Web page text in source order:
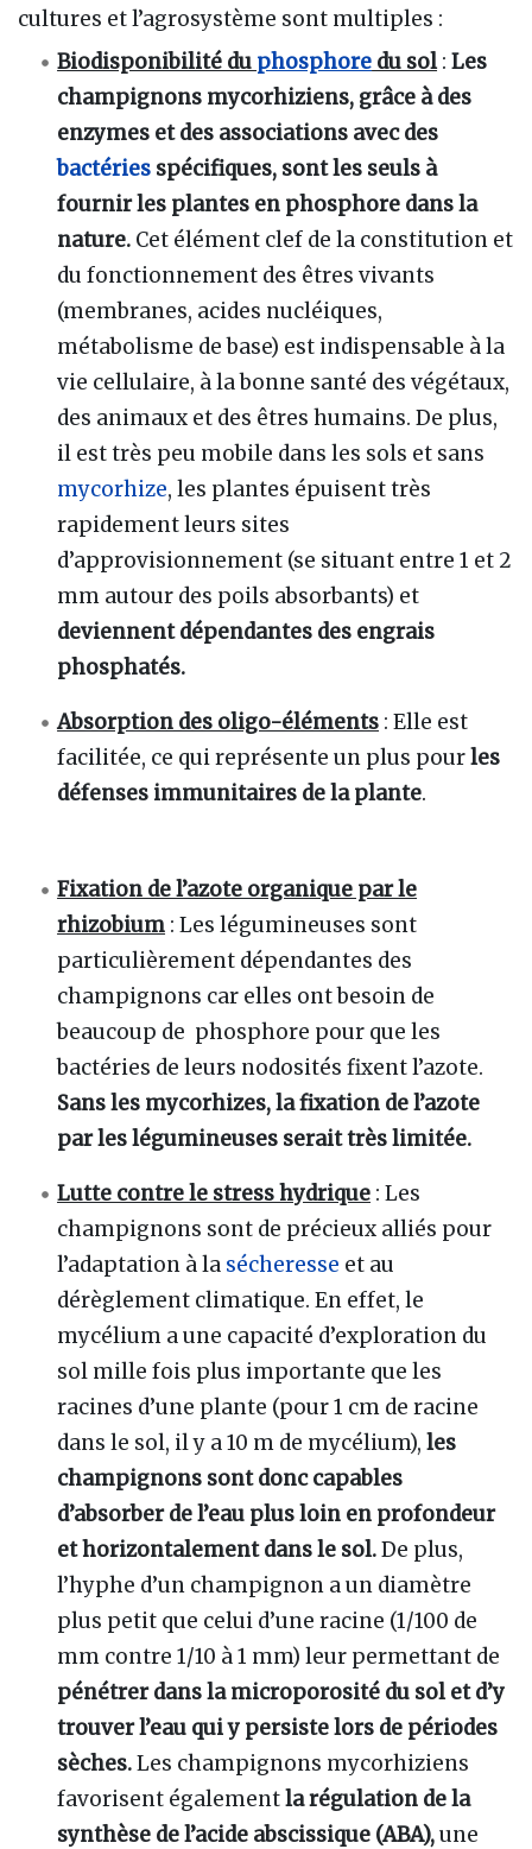
cultures et l’agrosystème sont multiples :
Biodisponibilité du phosphore du sol :Les
champignons mycorhiziens, grâce à des
enzymes et des associations avec des
bactéries spécifiques, sont les seuls à
fournir les plantes en phosphore dans la
nature. Cet élément clef de la constitution et
du fonctionnement des êtres vivants
(membranes, acides nucléiques,
métabolisme de base) est indispensable à la
vie cellulaire, à la bonne santé des végétaux,
des animaux et des êtres humains. De plus,
il est très peu mobile dans les sols et sans
mycorhize, les plantes épuisent très
rapidement leurs sites
d’approvisionnement (se situant entre 1 et 2
mm autour des poils absorbants) et
deviennent dépendantes des engrais
phosphatés.
Absorption des oligo-éléments : Elle est
facilitée, ce qui représente un plus pourles
défenses immunitaires de la plante.
Fixation de l’azote organique par le
rhizobium : Les légumineuses sont
particulièrement dépendantes des
champignons car elles ont besoin de
beaucoup de phosphore pour que les
bactéries de leurs nodosités fixent l’azote.
Sans les mycorhizes, la fixation de l’azote
par les légumineuses serait très limitée.
Lutte contre le stress hydrique : Les
champignons sont de précieux alliés pour
l’adaptation à la sécheresse et au
dérèglement climatique. En effet, le
mycélium a une capacité d’exploration du
sol mille fois plus importante que les
racines d’une plante (pour 1 cm de racine
dans le sol, il y a 10 m de mycélium),les
champignons sont donc capables
d’absorber de l’eau plus loin en profondeur
et horizontalement dans le sol.De plus,
l’hyphe d’un champignon a un diamètre
plus petit que celui d’une racine (1/100 de
mm contre 1/10 à 1 mm) leur permettant de
pénétrer dans la microporosité du sol et d’y
trouver l’eau qui y persiste lors de périodes
sèches.Les champignons mycorhiziens
favorisent égalementla régulation de la
synthèse de l’acide abscissique (ABA),une